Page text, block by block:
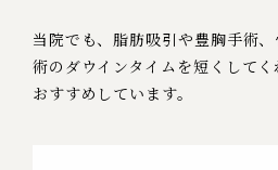
当院でも、脂肪吸引や豊胸手術
術のダウインタイムを短くしてく
おすすめしています。